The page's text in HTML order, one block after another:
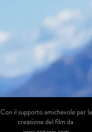
Con il supporto amichevole per la
creazione del film da